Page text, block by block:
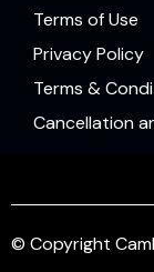
Terms of Use
Privacy Policy
Terms &
Cancellation
© Copyright